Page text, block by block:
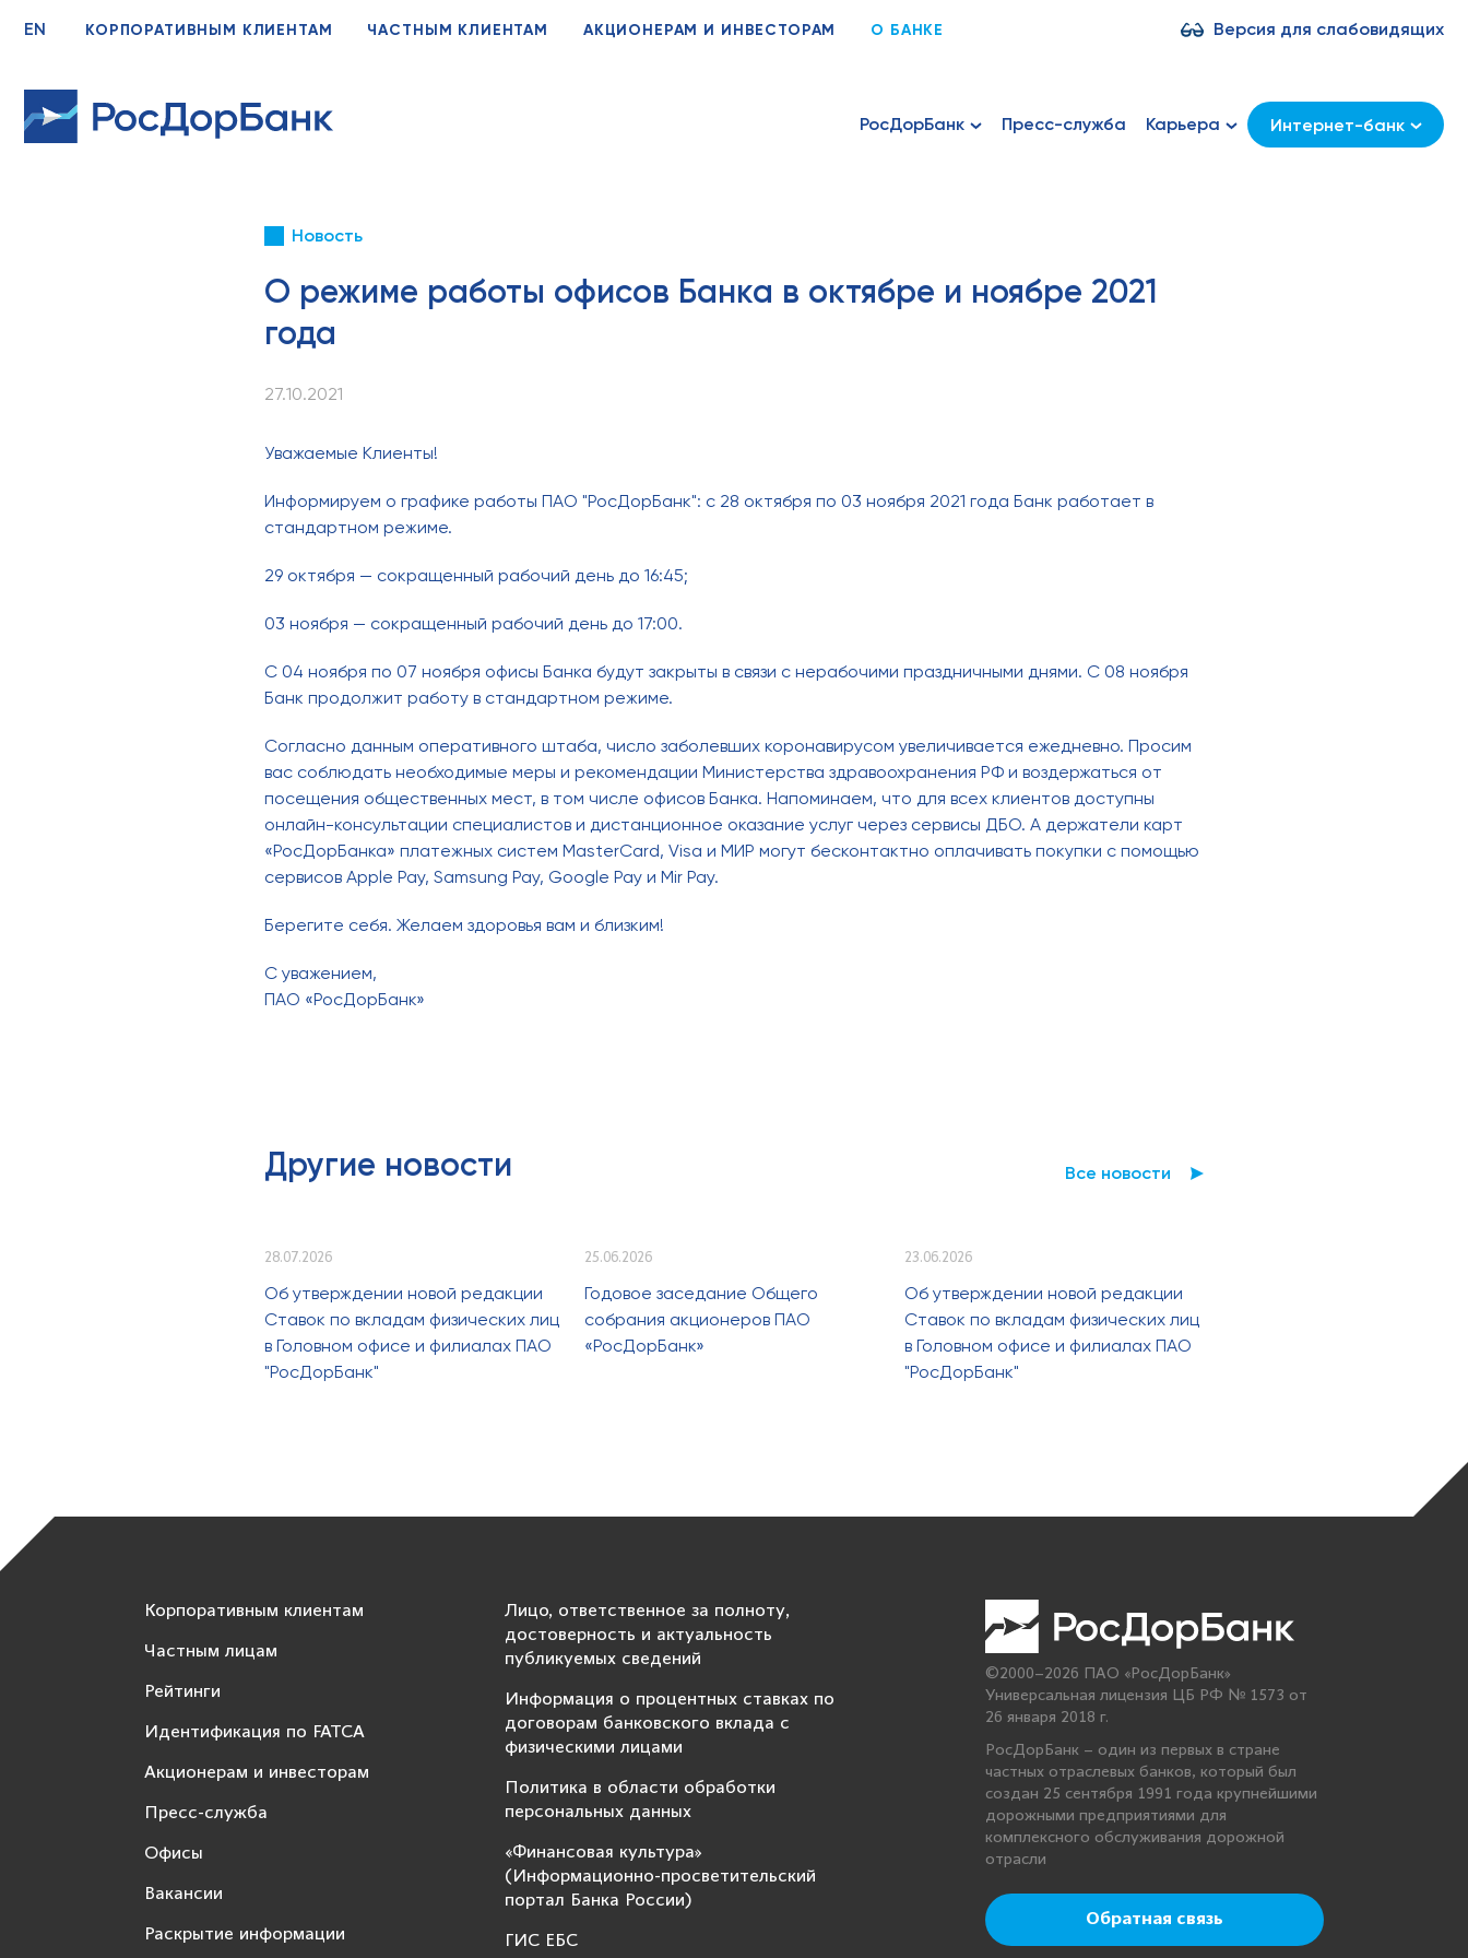
EN КОРПОРАТИВНЫМ КЛИЕНТАМ ЧАСТНЫМ КЛИЕНТАМ АКЦИОНЕРАМ И ИНВЕСТОРАМ О БАНКЕ Версия для слабовидящих
РосДорБанк Пресс-служба Карьера Интернет-банк
Новость
О режиме работы офисов Банка в октябре и ноябре 2021
года
27.10.2021
Уважаемые Клиенты!
Информируем о графике работы ПАО "РосДорБанк": с 28 октября по 03 ноября 2021 года Банк работает в
стандартном режиме.
29 октября — сокращенный рабочий день до 16:45;
03 ноября — сокращенный рабочий день до 17:00.
С 04 ноября по 07 ноября офисы Банка будут закрыты в связи с нерабочими праздничными днями. С 08 ноября
Банк продолжит работу в стандартном режиме.
Согласно данным оперативного штаба, число заболевших коронавирусом увеличивается ежедневно. Просим
вас соблюдать необходимые меры и рекомендации Министерства здравоохранения РФ и воздержаться от
посещения общественных мест, в том числе офисов Банка. Напоминаем, что для всех клиентов доступны
онлайн-консультации специалистов и дистанционное оказание услуг через сервисы ДБО. А держатели карт
«РосДорБанка» платежных систем MasterCard, Visa и МИР могут бесконтактно оплачивать покупки с помощью
сервисов Apple Pay, Samsung Pay, Google Pay и Mir Pay.
Берегите себя. Желаем здоровья вам и близким!
С уважением,
ПАО «РосДорБанк»
Другие новости Все новости
28.07.2026
Об утверждении новой редакции
Ставок по вкладам физических лиц
в Головном офисе и филиалах ПАО
"РосДорБанк"
25.06.2026
Годовое заседание Общего
собрания акционеров ПАО
«РосДорБанк»
23.06.2026
Об утверждении новой редакции
Ставок по вкладам физических лиц
в Головном офисе и филиалах ПАО
"РосДорБанк"
Корпоративным клиентам
Частным лицам
Рейтинги
Идентификация по FATCA
Акционерам и инвесторам
Пресс-служба
Офисы
Вакансии
Раскрытие информации
Лицо, ответственное за полноту,
достоверность и актуальность
публикуемых сведений
Информация о процентных ставках по
договорам банковского вклада с
физическими лицами
Политика в области обработки
персональных данных
«Финансовая культура»
(Информационно-просветительский
портал Банка России)
ГИС ЕБС
©2000–2026 ПАО «РосДорБанк»
Универсальная лицензия ЦБ РФ № 1573 от
26 января 2018 г.
РосДорБанк – один из первых в стране
частных отраслевых банков, который был
создан 25 сентября 1991 года крупнейшими
дорожными предприятиями для
комплексного обслуживания дорожной
отрасли
Обратная связь